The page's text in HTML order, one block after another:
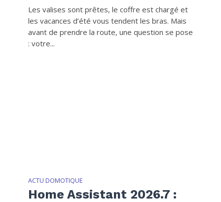
Les valises sont prêtes, le coffre est chargé et
les vacances d’été vous tendent les bras. Mais
avant de prendre la route, une question se pose
: votre...
ACTU DOMOTIQUE
Home Assistant 2026.7 :